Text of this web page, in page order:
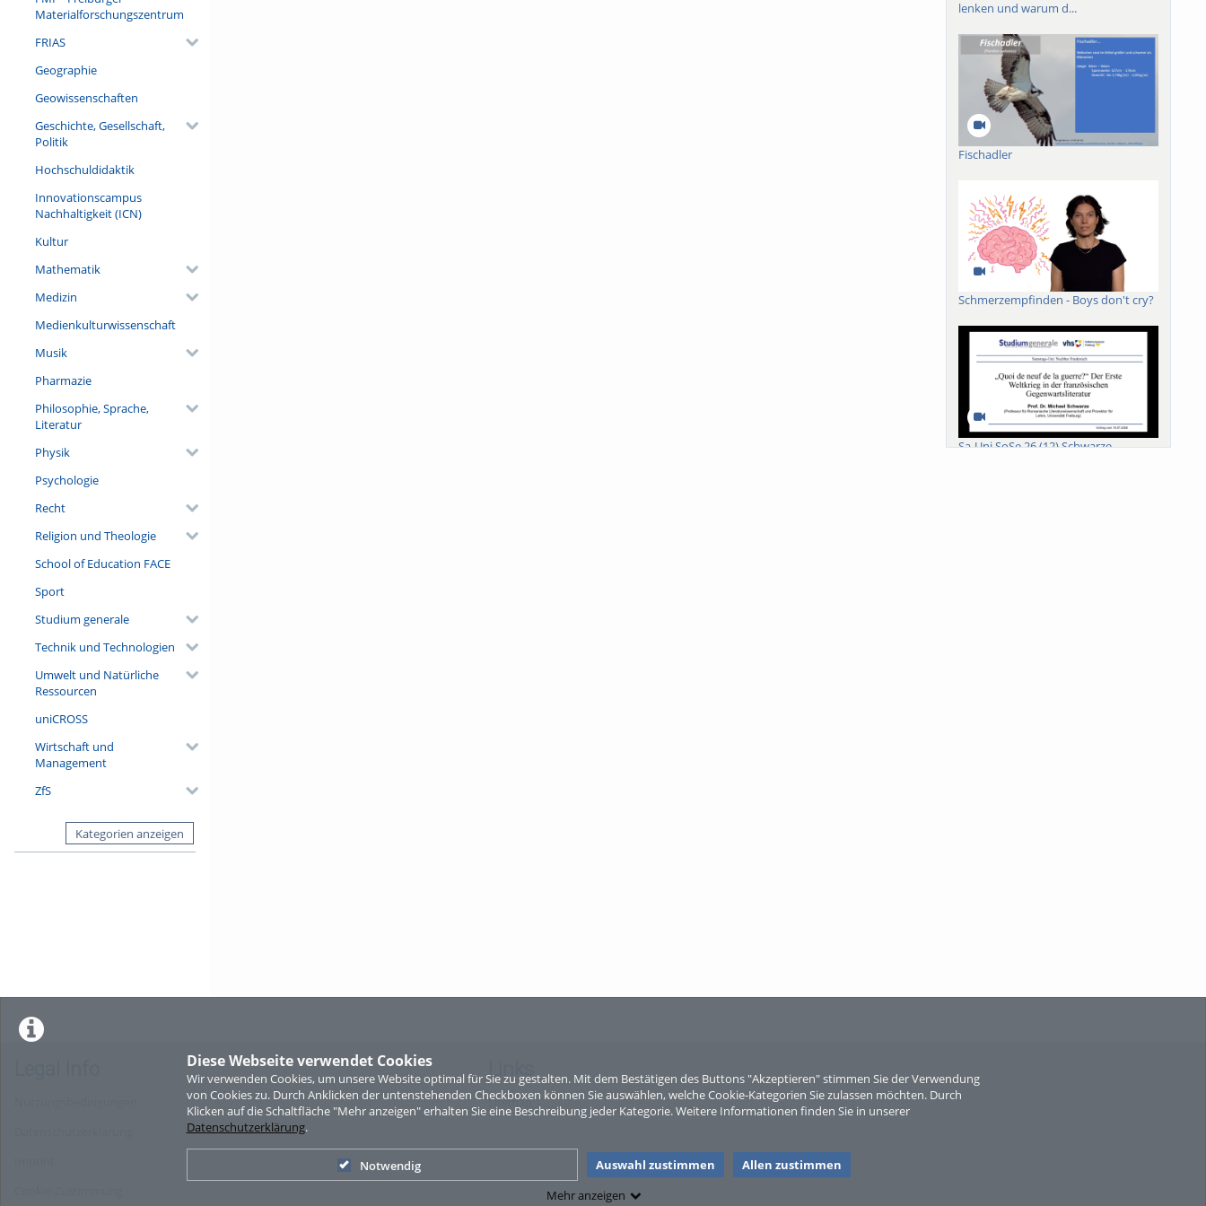
Diese Webseite verwendet Cookies
Wir verwenden Cookies, um unsere Website optimal für Sie zu gestalten. Mit dem Bestätigen des Buttons "Akzeptieren" stimmen Sie der Verwendung
von Cookies zu. Durch Anklicken der untenstehenden Checkboxen können Sie auswählen, welche Cookie-Kategorien Sie zulassen möchten. Durch
Klicken auf die Schaltfläche "Mehr anzeigen" erhalten Sie eine Beschreibung jeder Kategorie. Weitere Informationen finden Sie in unserer
Datenschutzerklärung.
Notwendig Auswahl zustimmen
Allen zustimmen
Mehr anzeigen
Materialforschungszentrum
FRIAS
Geographie
Geowissenschaften
Geschichte, Gesellschaft,
Politik
Hochschuldidaktik
Innovationscampus
Nachhaltigkeit (ICN)
Kultur
Mathematik
Medizin
Medienkulturwissenschaft
Musik
Pharmazie
Philosophie, Sprache,
Literatur
Physik
Psychologie
Recht
Religion und Theologie
School of Education FACE
Sport
Studium generale
Technik und Technologien
Umwelt und Natürliche
Ressourcen
uniCROSS
Wirtschaft und
Management
ZfS
Kategorien anzeigen
lenken und warum d...
Fischadler
Schmerzempfinden - Boys don't cry?
Sa-Uni SoSe 26 (12) Schwarze
Sperber
Links
Sitemap